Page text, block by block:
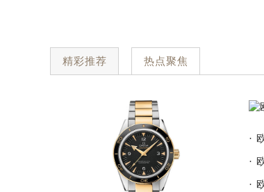
精彩推荐 热点聚焦
·